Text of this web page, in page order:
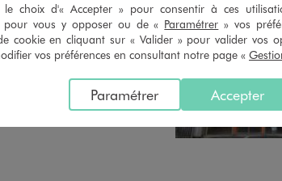
CHOISIR CE MAGASIN
VOIR LA FICHE
le choix d'« Accepter » pour consentir à ces
pour vous y opposer ou de « Paramétrer » vos
cookie en cliquant sur « Valider » pour valider vos
vos préférences en consultant notre page «
Accepter
Paramétrer